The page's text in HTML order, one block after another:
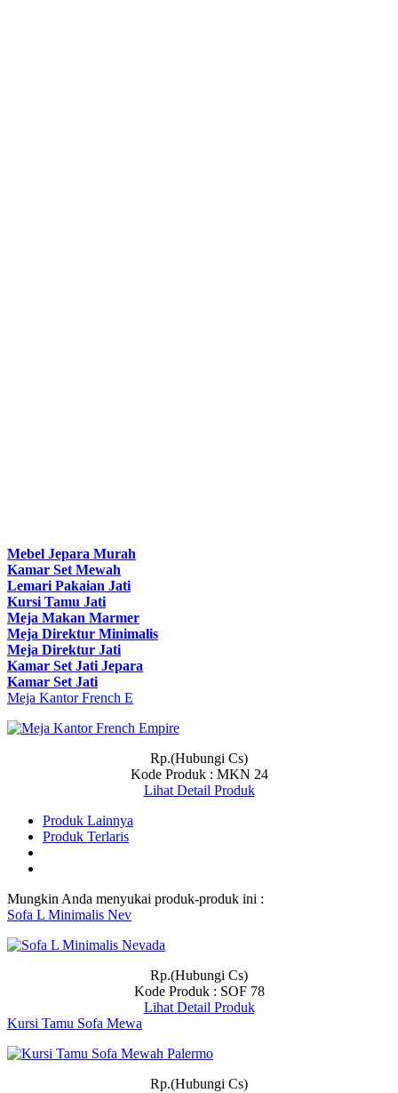
Mebel Jepara Murah
Kamar Set Mewah
Lemari Pakaian Jati
Kursi Tamu Jati
Meja Makan Marmer
Meja Direktur Minimalis
Meja Direktur Jati
Kamar Set Jati Jepara
Kamar Set Jati
Meja Kantor French E
Rp.(Hubungi Cs)
Kode Produk : MKN 24
Lihat Detail Produk
Produk Lainnya
Produk Terlaris
Mungkin Anda menyukai produk-produk ini :
Sofa L Minimalis Nev
Rp.(Hubungi Cs)
Kode Produk : SOF 78
Lihat Detail Produk
Kursi Tamu Sofa Mewa
Rp.(Hubungi Cs)